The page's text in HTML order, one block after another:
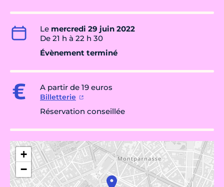
Le mercredi 29 juin 2022
De 21 h à 22 h 30
Évènement terminé
A partir de 19 euros
Billetterie
Réservation conseillée
+
−